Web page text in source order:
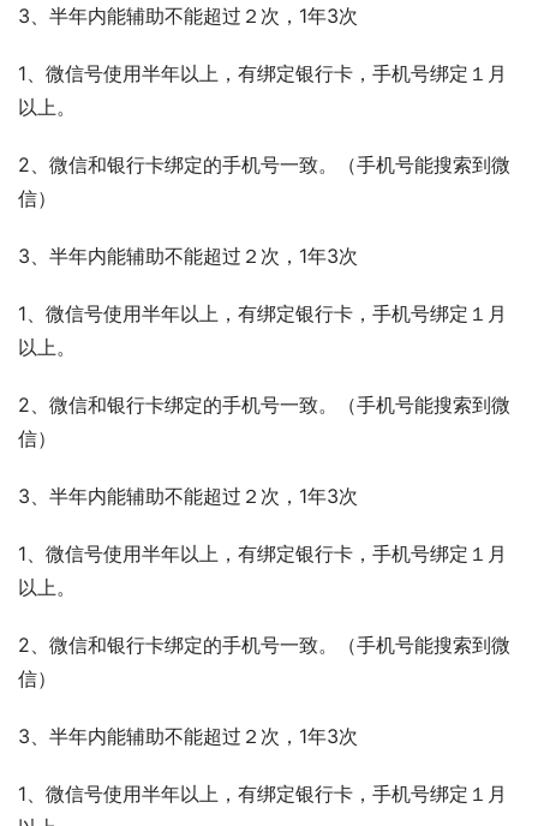
3、半年内能辅助不能超过２次，1年3次
1、微信号使用半年以上，有绑定银行卡，手机号绑定１月
以上。
2、微信和银行卡绑定的手机号一致。（手机号能搜索到微
信）
3、半年内能辅助不能超过２次，1年3次
1、微信号使用半年以上，有绑定银行卡，手机号绑定１月
以上。
2、微信和银行卡绑定的手机号一致。（手机号能搜索到微
信）
3、半年内能辅助不能超过２次，1年3次
1、微信号使用半年以上，有绑定银行卡，手机号绑定１月
以上。
2、微信和银行卡绑定的手机号一致。（手机号能搜索到微
信）
3、半年内能辅助不能超过２次，1年3次
1、微信号使用半年以上，有绑定银行卡，手机号绑定１月